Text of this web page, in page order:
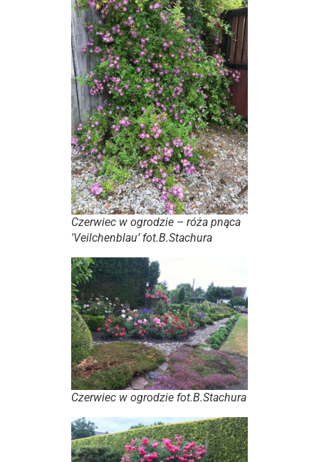
Czerwiec w ogrodzie – róża pnąca
'Veilchenblau’ fot.B.Stachura
Czerwiec w ogrodzie fot.B.Stachura